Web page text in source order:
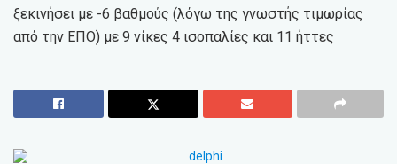
ξεκινήσει με -6 βαθμούς (λόγω της γνωστής τιμωρίας
από την ΕΠΟ) με 9 νίκες 4 ισοπαλίες και 11 ήττες